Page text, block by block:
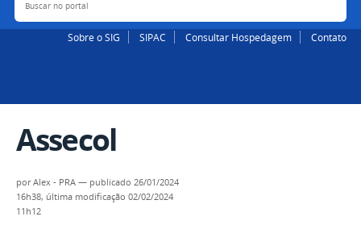
Sobre o SIG SIPAC Consultar Hospedagem Contato
Assecol
porAlex - PRA — publicado 26/01/2024
16h38, última modificação 02/02/2024
11h12